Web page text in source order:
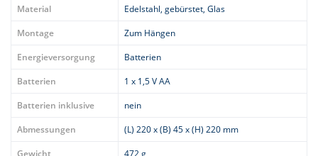
Material
Edelstahl, gebürstet, Glas
Montage
Zum Hängen
Energieversorgung
Batterien
Batterien
1 x 1,5 V AA
Batterien inklusive
nein
Abmessungen
(L) 220 x (B) 45 x (H) 220 mm
Gewicht
472 g